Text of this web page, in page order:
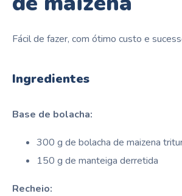
Fácil de fazer, com ótimo custo e
Ingredientes
Base de bolacha:
300 g de bolacha de maizena
150 g de manteiga derretida
Recheio: